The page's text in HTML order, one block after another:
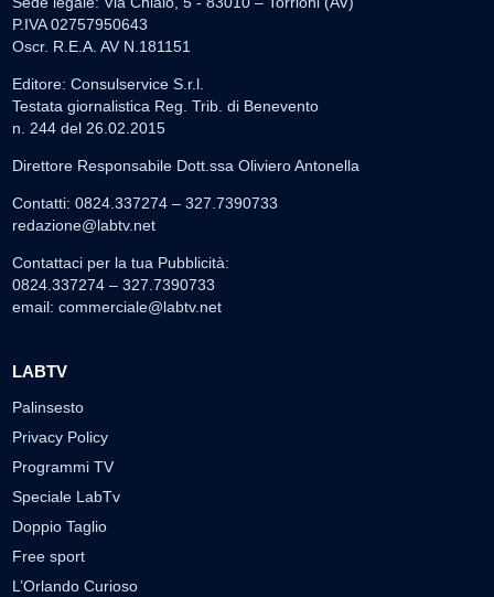
P.IVA 02757950643
Oscr. R.E.A. AV N.181151
Editore: Consulservice S.r.l.
Testata giornalistica Reg. Trib. di Benevento
n. 244 del 26.02.2015
Direttore Responsabile Dott.ssa Oliviero Antonella
Contatti: 0824.337274 – 327.7390733
redazione@labtv.net
Contattaci per la tua Pubblicità:
0824.337274 – 327.7390733
email: commerciale@labtv.net
LABTV
Palinsesto
Privacy Policy
Programmi TV
Speciale LabTv
Doppio Taglio
Free sport
L’Orlando Curioso